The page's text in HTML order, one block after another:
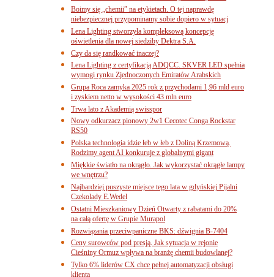
Boimy się „chemii” na etykietach. O tej naprawdę
niebezpiecznej przypominamy sobie dopiero w sytuacj
Lena Lighting stworzyła kompleksową koncepcję
oświetlenia dla nowej siedziby Dektra S.A.
Czy da się randkować inaczej?
Lena Lighting z certyfikacją ADQCC. SKVER LED spełnia
wymogi rynku Zjednoczonych Emiratów Arabskich
Grupa Roca zamyka 2025 rok z przychodami 1,96 mld euro
i zyskiem netto w wysokości 43 mln euro
Trwa lato z Akademią swisspor
Nowy odkurzacz pionowy 2w1 Cecotec Conga Rockstar
RS50
Polska technologia idzie łeb w łeb z Doliną Krzemową.
Rodzimy agent AI konkuruje z globalnymi gigant
Miękkie światło na okrągło. Jak wykorzystać okrągłe lampy
we wnętrzu?
Najbardziej puszyste miejsce tego lata w gdyńskiej Pijalni
Czekolady E.Wedel
Ostatni Mieszkaniowy Dzień Otwarty z rabatami do 20%
na całą ofertę w Grupie Murapol
Rozwiązania przeciwpaniczne BKS: dźwignia B-7404
Ceny surowców pod presją. Jak sytuacja w rejonie
Cieśniny Ormuz wpływa na branżę chemii budowlanej?
Tylko 6% liderów CX chce pełnej automatyzacji obsługi